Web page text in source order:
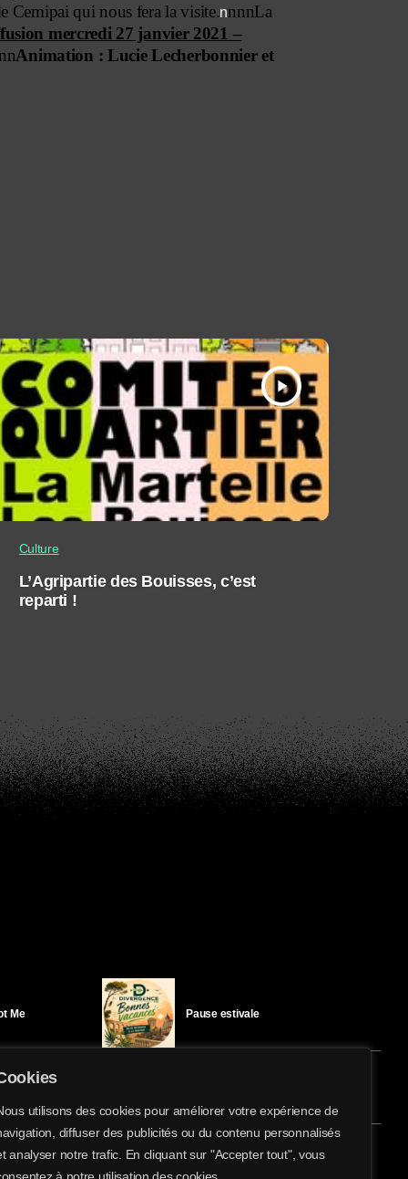
utilisons des cookies pour améliorer votre expérience de
diffuser des publicités ou du contenu personnalisés
analyser notre trafic. En cliquant sur "Accepter tout", vous
share
email
Cemipai qui nous fera la visite.nnnnLa
mercredi 27 janvier 2021 –
Animation : Lucie Lecherbonnier et
play_arrow
Culture
L’Agripartie des Bouisses, c’est
reparti !
Me
Bay
Pause estivale
Ici l’Ombre – mardi 28 juillet